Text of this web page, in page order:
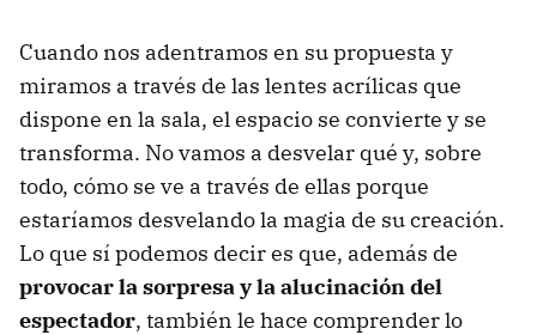
Cuando nos adentramos en su propuesta y
miramos a través de las lentes acrílicas que
dispone en la sala, el espacio se convierte y se
transforma. No vamos a desvelar qué y, sobre
todo, cómo se ve a través de ellas porque
estaríamos desvelando la magia de su creación.
Lo que sí podemos decir es que, además de
provocar la sorpresa y la alucinación del
espectador, también le hace comprender lo